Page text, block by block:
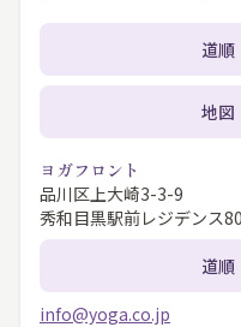
道順
地図
ヨガフロント
品川区上大崎3-3-9
秀和目黒駅前レジデンス
道順
info@yoga.co.jp